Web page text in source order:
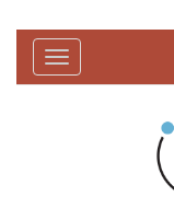
Toggle
navigation